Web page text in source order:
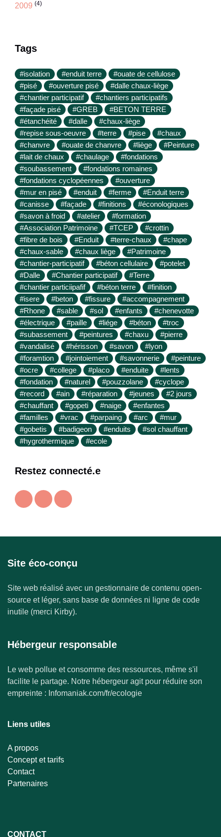
2009 (4)
Tags
#isolation #enduit terre
#ouate de cellulose
#pisé
#ouverture pisé
#dalle chaux-liège
#chantier participatif
#chantiers participatifs
#façade pisé
#GREB
#BETON TERRE
#étanchéité
#dalle
#chaux-liège
#repise sous-oeuvre
#terre #pise
#chaux
#chanvre
#ouate de chanvre #liège
#Peinture
#lait de chaux
#chaulage
#fondations
#soubassement
#fondations romaines
#fondations cyclopéennes
#ouverture
#mur en pisé
#enduit #ferme
#Enduit terre
#canisse
#façade #finitions
#éconologiques
#savon à froid
#atelier
#formation
#Association Patrimoine
#TCEP
#crottin
#fibre de bois
#Enduit #terre-chaux
#chape
#chaux-sable
#chaux liège
#Patrimoine
#chantier-participatif
#béton cellulaire
#potelet
#Dalle
#Chantier participatif
#Terre
#chantier particiipafif
#béton terre
#finition
#isere
#beton #fissure
#accompagnement
#Rhone
#sable #sol #enfants
#chenevotte
#électrique
#paille #liége #béton
#troc
#subassement
#peintures #chaxu
#pierre
#vandalisé
#hérisson #savon
#lyon
#foramtion
#jointoiement #savonnerie
#peinture
#ocre
#college #placo #enduite
#lents
#fondation
#naturel #pouzzolane
#cyclope
#record
#ain #réparation #jeunes
#2 jours
#chauffant
#gopeti #naige
#enfantes
#familles
#vrac #parpaing #arc
#mur
#gobetis
#badigeon #enduits
#sol chauffant
#hygrothermique
#ecole
Restez connecté.e
Site éco-conçu
Site web réalisé avec un gestionnaire de contenu open-
source et léger, sans base de données ni ligne de code
inutile (merci Kirby).
Hébergeur responsable
Le web pollue et consomme des ressources, même s'il
facilite le partage. Notre hébergeur agit pour réduire son
empreinte : Infomaniak.com/fr/ecologie
Liens utiles
A propos
Concept et tarifs
Contact
Partenaires
CONTACT